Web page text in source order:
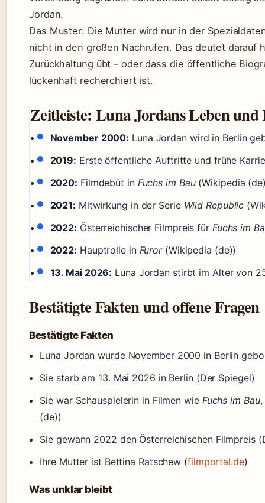
Jordan.
Das Muster: Die Mutter wird nur in der
nicht in den großen Nachrufen. Das deutet darauf
Zurückhaltung übt – oder dass die öffentliche
lückenhaft recherchiert ist.
Zeitleiste: Luna Jordans Leben
November 2000: Luna Jordan wird in Berlin
2019: Erste öffentliche Auftritte und frühe
2020: Filmdebüt in Fuchs im Bau(Wikipedia
2021: Mitwirkung in der Serie Wild Republic
2022: Österreichischer Filmpreis für Fuchs im
2022: Hauptrolle in Furor(Wikipedia (de))
13. Mai 2026: Luna Jordan stirbt im Alter von
Bestätigte Fakten und offene Fragen
Bestätigte Fakten
Luna Jordan wurde November 2000 in Berlin
Sie starb am 13. Mai 2026 in Berlin (Der Spiegel)
Sie war Schauspielerin in Filmen wie Fuchs im Bau,
(de))
Sie gewann 2022 den Österreichischen Filmpreis
Ihre Mutter ist Bettina Ratschew (filmportal.de)
Was unklar bleibt